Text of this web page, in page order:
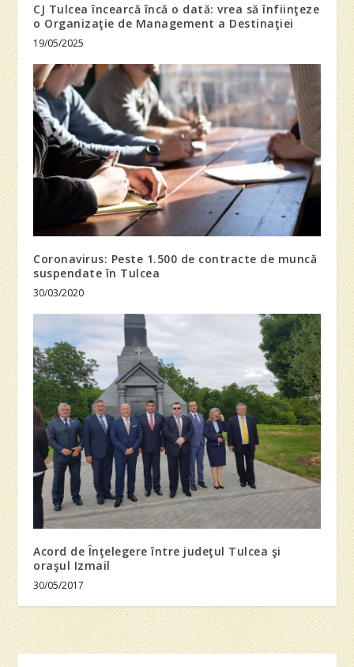
CJ Tulcea încearcă încă o dată: vrea să înfiinţeze
o Organizaţie de Management a Destinaţiei
19/05/2025
Coronavirus: Peste 1.500 de contracte de muncă
suspendate în Tulcea
30/03/2020
Acord de Înţelegere între judeţul Tulcea şi
oraşul Izmail
30/05/2017